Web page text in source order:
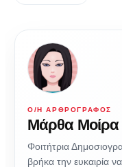
Ο/Η ΑΡΘΡΟΓΡΆΦΟΣ
Μάρθα Μοίρα
Φοιτήτρια
βρήκα την ευκαιρία